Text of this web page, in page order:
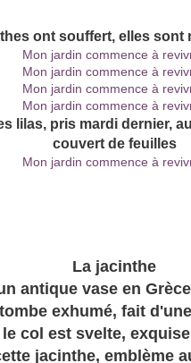
ont souffert, elles sont
lilas, pris mardi dernier,
couvert de feuilles
La jacinthe
antique vase en
exhumé, fait
col est svelte,
jacinthe, emblème